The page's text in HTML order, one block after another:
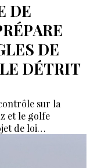
DE
DE
DÉTRIT
sur la
et le golfe
de loi